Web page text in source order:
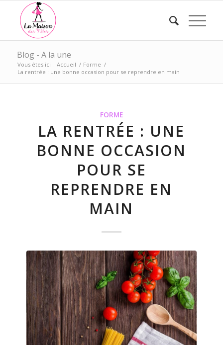
Blog - A la une
Vous êtes ici : Accueil / Forme /
La rentrée : une bonne occasion pour se reprendre en main
FORME
LA RENTRÉE : UNE
BONNE OCCASION
POUR SE
REPRENDRE EN
MAIN